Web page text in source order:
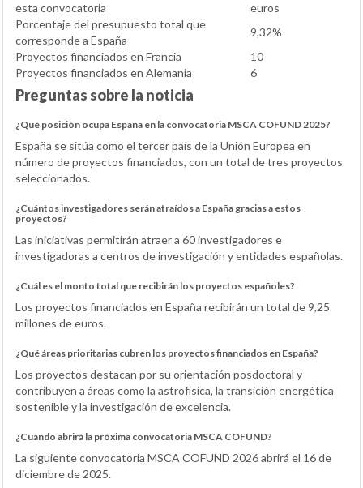
esta convocatoria
euros
Porcentaje del presupuesto total que
corresponde a España
9,32%
Proyectos financiados en Francia
10
Proyectos financiados en Alemania
6
Preguntas sobre la noticia
¿Qué posición ocupa España en la convocatoria MSCA COFUND 2025?
España se sitúa como el tercer país de la Unión Europea en
número de proyectos financiados, con un total de tres proyectos
seleccionados.
¿Cuántos investigadores serán atraídos a España gracias a estos
proyectos?
Las iniciativas permitirán atraer a 60 investigadores e
investigadoras a centros de investigación y entidades españolas.
¿Cuál es el monto total que recibirán los proyectos españoles?
Los proyectos financiados en España recibirán un total de 9,25
millones de euros.
¿Qué áreas prioritarias cubren los proyectos financiados en España?
Los proyectos destacan por su orientación posdoctoral y
contribuyen a áreas como la astrofísica, la transición energética
sostenible y la investigación de excelencia.
¿Cuándo abrirá la próxima convocatoria MSCA COFUND?
La siguiente convocatoria MSCA COFUND 2026 abrirá el 16 de
diciembre de 2025.